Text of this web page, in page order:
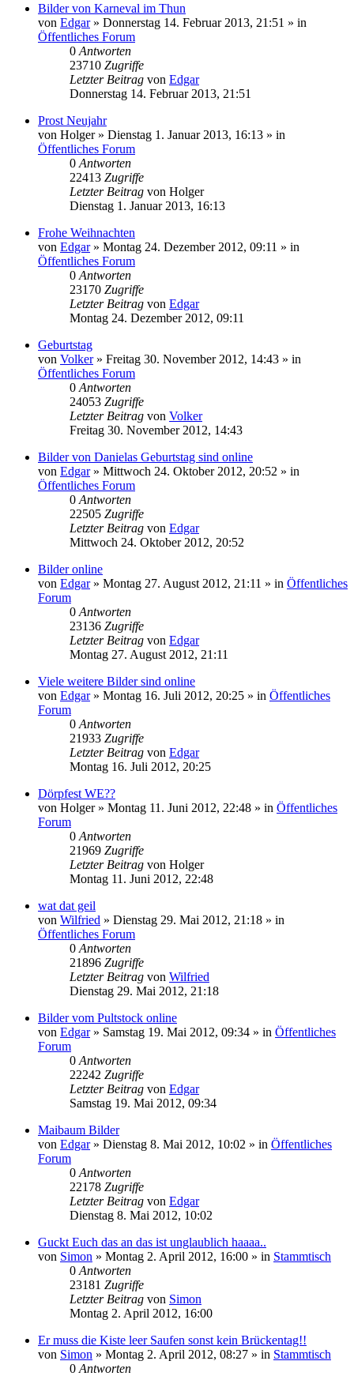
Bilder von Karneval im Thun
von Edgar» Donnerstag 14. Februar 2013, 21:51 » in
Öffentliches Forum
0 Antworten
23710 Zugriffe
Letzter Beitrag von Edgar
Donnerstag 14. Februar 2013, 21:51
Prost Neujahr
von Holger» Dienstag 1. Januar 2013, 16:13 » in
Öffentliches Forum
0 Antworten
22413 Zugriffe
Letzter Beitrag von Holger
Dienstag 1. Januar 2013, 16:13
Frohe Weihnachten
von Edgar» Montag 24. Dezember 2012, 09:11 » in
Öffentliches Forum
0 Antworten
23170 Zugriffe
Letzter Beitrag von Edgar
Montag 24. Dezember 2012, 09:11
Geburtstag
von Volker» Freitag 30. November 2012, 14:43 » in
Öffentliches Forum
0 Antworten
24053 Zugriffe
Letzter Beitrag von Volker
Freitag 30. November 2012, 14:43
Bilder von Danielas Geburtstag sind online
von Edgar» Mittwoch 24. Oktober 2012, 20:52 » in
Öffentliches Forum
0 Antworten
22505 Zugriffe
Letzter Beitrag von Edgar
Mittwoch 24. Oktober 2012, 20:52
Bilder online
von Edgar» Montag 27. August 2012, 21:11 » in Öffentliches
Forum
0 Antworten
23136 Zugriffe
Letzter Beitrag von Edgar
Montag 27. August 2012, 21:11
Viele weitere Bilder sind online
von Edgar» Montag 16. Juli 2012, 20:25 » in Öffentliches
Forum
0 Antworten
21933 Zugriffe
Letzter Beitrag von Edgar
Montag 16. Juli 2012, 20:25
Dörpfest WE??
von Holger» Montag 11. Juni 2012, 22:48 » in Öffentliches
Forum
0 Antworten
21969 Zugriffe
Letzter Beitrag von Holger
Montag 11. Juni 2012, 22:48
wat dat geil
von Wilfried » Dienstag 29. Mai 2012, 21:18 » in
Öffentliches Forum
0 Antworten
21896 Zugriffe
Letzter Beitrag von Wilfried
Dienstag 29. Mai 2012, 21:18
Bilder vom Pultstock online
von Edgar» Samstag 19. Mai 2012, 09:34 » in Öffentliches
Forum
0 Antworten
22242 Zugriffe
Letzter Beitrag von Edgar
Samstag 19. Mai 2012, 09:34
Maibaum Bilder
von Edgar» Dienstag 8. Mai 2012, 10:02 » in Öffentliches
Forum
0 Antworten
22178 Zugriffe
Letzter Beitrag von Edgar
Dienstag 8. Mai 2012, 10:02
Guckt Euch das an das ist unglaublich haaaa..
von Simon » Montag 2. April 2012, 16:00 » in Stammtisch
0 Antworten
23181 Zugriffe
Letzter Beitrag von Simon
Montag 2. April 2012, 16:00
Er muss die Kiste leer Saufen sonst kein Brückentag!!
von Simon » Montag 2. April 2012, 08:27 » in Stammtisch
0 Antworten